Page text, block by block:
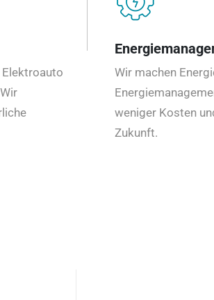
Elektroauto
Wir machen
weniger Kosten
Zukunft.